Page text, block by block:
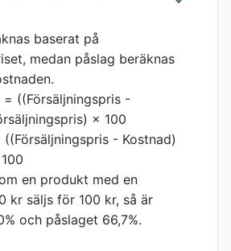
baserat på
medan påslag beräknas
= ((Försäljningspris -
× 100
((Försäljningspris - Kostnad)
en produkt med en
kr säljs för 100 kr, så är
och påslaget 66,7%.